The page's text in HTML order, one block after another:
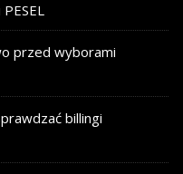
przed wyborami
billingi